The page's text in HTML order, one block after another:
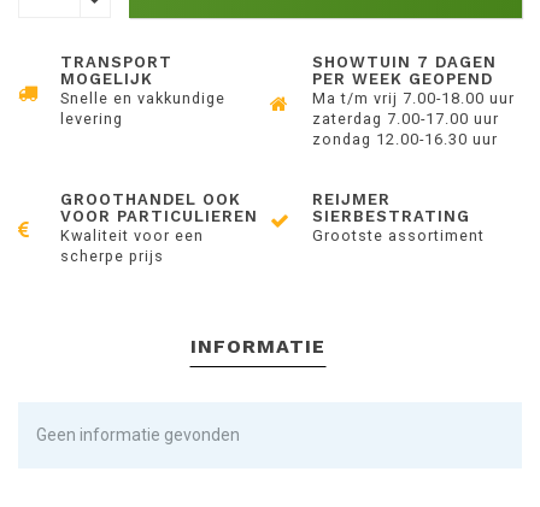
TRANSPORT
MOGELIJK
Snelle en vakkundige
levering
SHOWTUIN 7 DAGEN
PER WEEK GEOPEND
Ma t/m vrij 7.00-18.00 uur
zaterdag 7.00-17.00 uur
zondag 12.00-16.30 uur
GROOTHANDEL OOK
VOOR PARTICULIEREN
Kwaliteit voor een
scherpe prijs
REIJMER
SIERBESTRATING
Grootste assortiment
INFORMATIE
Geen informatie gevonden